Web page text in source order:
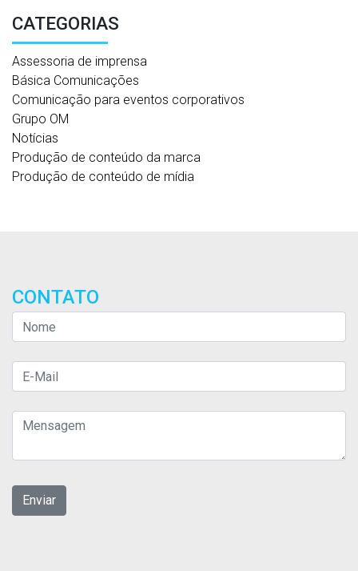
CATEGORIAS
Assessoria de imprensa
Básica Comunicações
Comunicação para eventos corporativos
Grupo OM
Notícias
Produção de conteúdo da marca
Produção de conteúdo de mídia
CONTATO